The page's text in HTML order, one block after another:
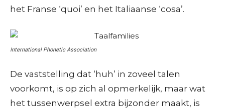
het Franse ‘quoi’ en het Italiaanse ‘cosa’.
International Phonetic Association
De vaststelling dat ‘huh’ in zoveel talen
voorkomt, is op zich al opmerkelijk, maar wat
het tussenwerpsel extra bijzonder maakt, is